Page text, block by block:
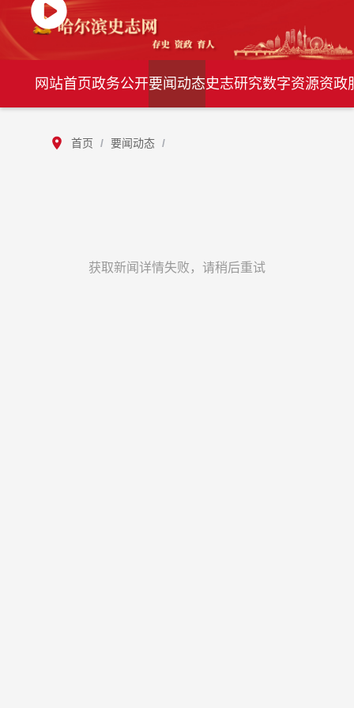
网站首页政务公开要闻动态史志研究数字资源资政
首页 / 要闻动态 /
获取新闻详情失败，请稍后重试